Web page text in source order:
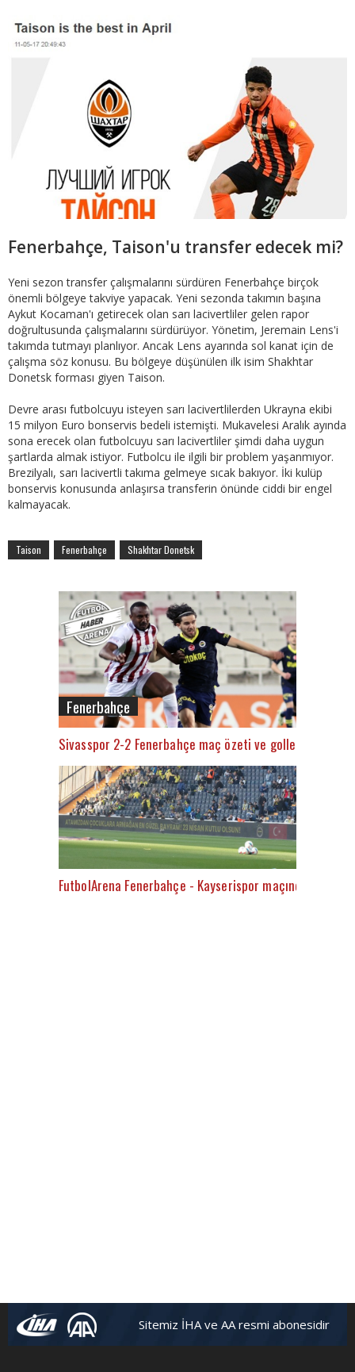
Fenerbahçe, Taison'u transfer edecek mi?
Yeni sezon transfer çalışmalarını sürdüren Fenerbahçe birçok
önemli bölgeye takviye yapacak. Yeni sezonda takımın başına
Aykut Kocaman'ı getirecek olan sarı lacivertliler gelen rapor
doğrultusunda çalışmalarını sürdürüyor. Yönetim, Jeremain Lens'i
takımda tutmayı planlıyor. Ancak Lens ayarında sol kanat için de
çalışma söz konusu. Bu bölgeye düşünülen ilk isim Shakhtar
Donetsk forması giyen Taison.
Devre arası futbolcuyu isteyen sarı lacivertlilerden Ukrayna ekibi
15 milyon Euro bonservis bedeli istemişti. Mukavelesi Aralık ayında
sona erecek olan futbolcuyu sarı lacivertliler şimdi daha uygun
şartlarda almak istiyor. Futbolcu ile ilgili bir problem yaşanmıyor.
Brezilyalı, sarı lacivertli takıma gelmeye sıcak bakıyor. İki kulüp
bonservis konusunda anlaşırsa transferin önünde ciddi bir engel
kalmayacak.
Taison Fenerbahçe Shakhtar Donetsk
Fenerbahçe
Sivasspor 2-2 Fenerbahçe maç özeti ve golleri (İZLE)
FutbolArena Fenerbahçe - Kayserispor maçında
Sitemiz İHA ve AA resmi abonesidir